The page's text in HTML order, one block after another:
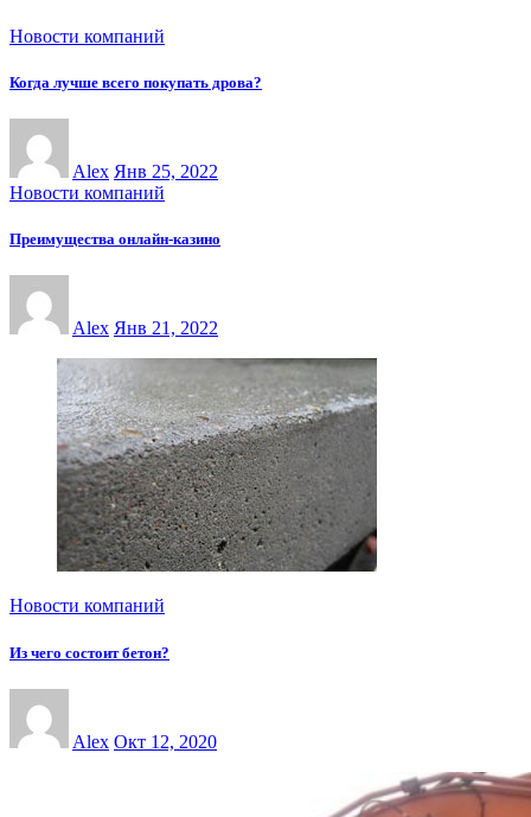
Новости компаний
Когда лучше всего покупать дрова?
Alex Янв 25, 2022
Новости компаний
Преимущества онлайн-казинo
Alex Янв 21, 2022
Новости компаний
Из чего состоит бетон?
Alex Окт 12, 2020